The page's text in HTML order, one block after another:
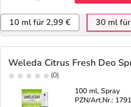
10 ml für 2,99 € 30 ml
Weleda Citrus Fresh Deo
(0)
100 ml, Spray
PZN/Art.Nr.: